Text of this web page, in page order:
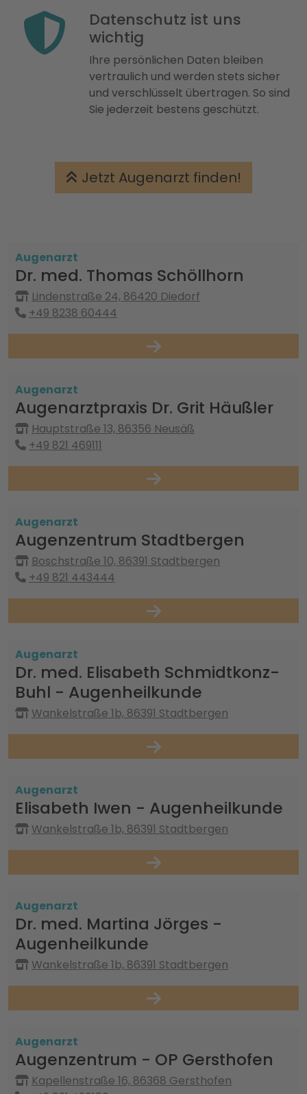
Datenschutz ist uns
wichtig
Ihre persönlichen Daten bleiben
vertraulich und werden stets sicher
und verschlüsselt übertragen. So sind
Sie jederzeit bestens geschützt.
Jetzt Augenarzt finden!
Augenarzt
Dr. med. Thomas Schöllhorn
Lindenstraße 24, 86420 Diedorf
+49 8238 60444
Augenarzt
Augenarztpraxis Dr. Grit Häußler
Hauptstraße 13, 86356 Neusäß
+49 821 469111
Augenarzt
Augenzentrum Stadtbergen
Boschstraße 10, 86391 Stadtbergen
+49 821 443444
Augenarzt
Dr. med. Elisabeth Schmidtkonz-
Buhl - Augenheilkunde
Wankelstraße 1b, 86391 Stadtbergen
Augenarzt
Elisabeth Iwen - Augenheilkunde
Wankelstraße 1b, 86391 Stadtbergen
Augenarzt
Dr. med. Martina Jörges -
Augenheilkunde
Wankelstraße 1b, 86391 Stadtbergen
Augenarzt
Augenzentrum - OP Gersthofen
Kapellenstraße 16, 86368 Gersthofen